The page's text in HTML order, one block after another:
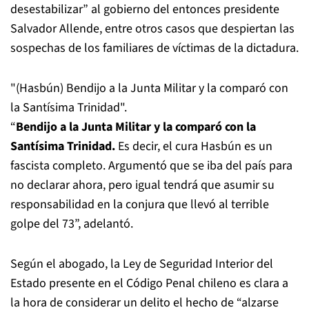
desestabilizar” al gobierno del entonces presidente
Salvador Allende, entre otros casos que despiertan las
sospechas de los familiares de víctimas de la dictadura.
"(Hasbún) Bendijo a la Junta Militar y la comparó con
la Santísima Trinidad".
“Bendijo a la Junta Militar y la comparó con la
Santísima Trinidad. Es decir, el cura Hasbún es un
fascista completo. Argumentó que se iba del país para
no declarar ahora, pero igual tendrá que asumir su
responsabilidad en la conjura que llevó al terrible
golpe del 73”, adelantó.
Según el abogado, la Ley de Seguridad Interior del
Estado presente en el Código Penal chileno es clara a
la hora de considerar un delito el hecho de “alzarse